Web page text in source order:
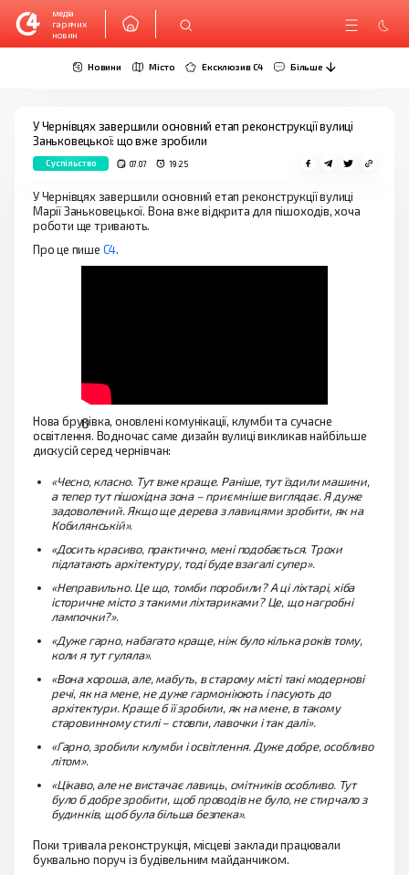
медіа
гарячих
новин
Новини Місто Ексклюзив C4 Більше
У Чернівцях завершили основний етап реконструкції вулиці
Заньковецької: що вже зробили
Суспільство 07.07 19:25
У Чернівцях завершили основний етап реконструкції вулиці
Марії Заньковецької. Вона вже відкрита для пішоходів, хоча
роботи ще тривають.
Про це пише С4.
0
Нова бруківка, оновлені комунікації, клумби та сучасне
освітлення. Водночас саме дизайн вулиці викликав найбільше
дискусій серед чернівчан:
«Чесно, класно. Тут вже краще. Раніше, тут їздили машини,
а тепер тут пішохідна зона – приємніше виглядає. Я дуже
задоволений. Якщо ще дерева з лавицями зробити, як на
Кобилянській».
«Досить красиво, практично, мені подобається. Трохи
підлатають архітектуру, тоді буде взагалі супер».
«Неправильно. Це що, томби поробили? А ці ліхтарі, хіба
історичне місто з такими ліхтариками? Це, що нагробні
лампочки?».
«Дуже гарно, набагато краще, ніж було кілька років тому,
коли я тут гуляла».
«Вона хороша, але, мабуть, в старому місті такі модернові
речі, як на мене, не дуже гармоніюють і пасують до
архітектури. Краще б її зробили, як на мене, в такому
старовинному стилі – стовпи, лавочки і так далі».
«Гарно, зробили клумби і освітлення. Дуже добре, особливо
літом».
«Цікаво, але не вистачає лавиць, смітників особливо. Тут
було б добре зробити, щоб проводів не було, не стирчало з
будинків, щоб була більша безпека».
Поки тривала реконструкція, місцеві заклади працювали
буквально поруч із будівельним майданчиком.